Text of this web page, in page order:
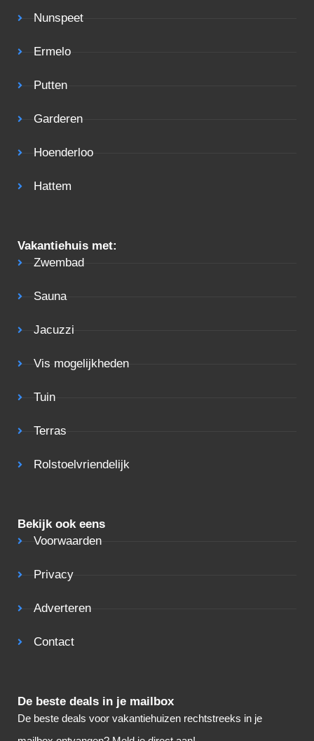
Nunspeet
Ermelo
Putten
Garderen
Hoenderloo
Hattem
Vakantiehuis met:
Zwembad
Sauna
Jacuzzi
Vis mogelijkheden
Tuin
Terras
Rolstoelvriendelijk
Bekijk ook eens
Voorwaarden
Privacy
Adverteren
Contact
De beste deals in je mailbox
De beste deals voor vakantiehuizen rechtstreeks in je